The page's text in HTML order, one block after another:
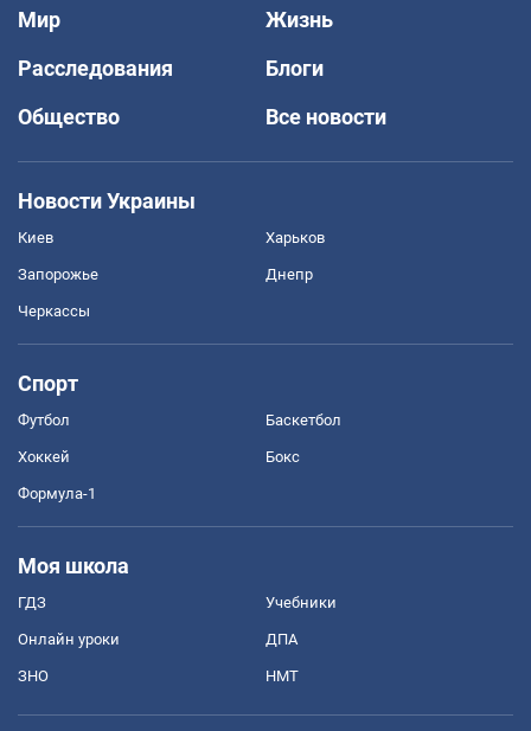
Мир
Жизнь
Расследования
Блоги
Общество
Все новости
Новости Украины
Киев Харьков
Запорожье Днепр
Черкассы
Спорт
Футбол Баскетбол
Хоккей Бокс
Формула-1
Моя школа
ГДЗ Учебники
Онлайн уроки ДПА
ЗНО НМТ